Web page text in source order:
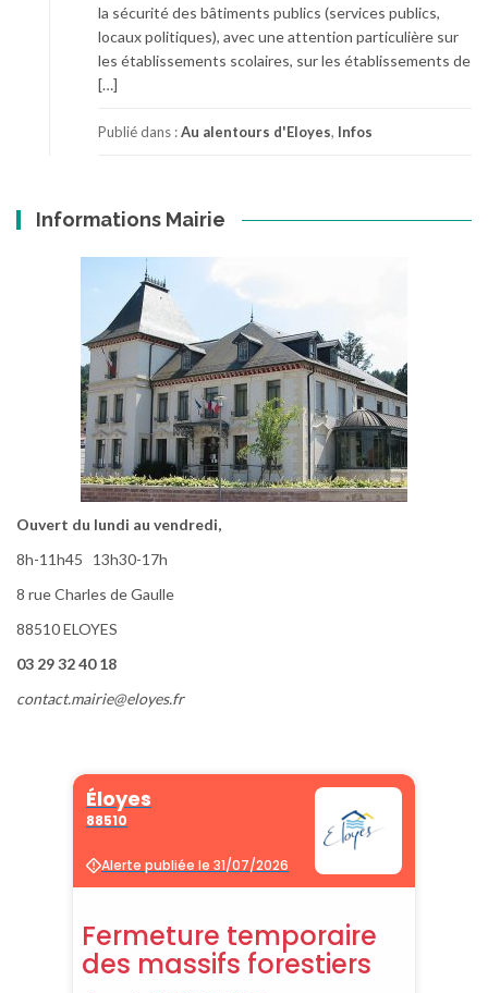
la sécurité des bâtiments publics (services publics,
locaux politiques), avec une attention particulière sur
les établissements scolaires, sur les établissements de
[…]
Publié dans :Au alentours d'Eloyes, Infos
Informations Mairie
Ouvert du lundi au vendredi,
8h-11h45 13h30-17h
8 rue Charles de Gaulle
88510 ELOYES
03 29 32 40 18
contact.mairie@eloyes.fr